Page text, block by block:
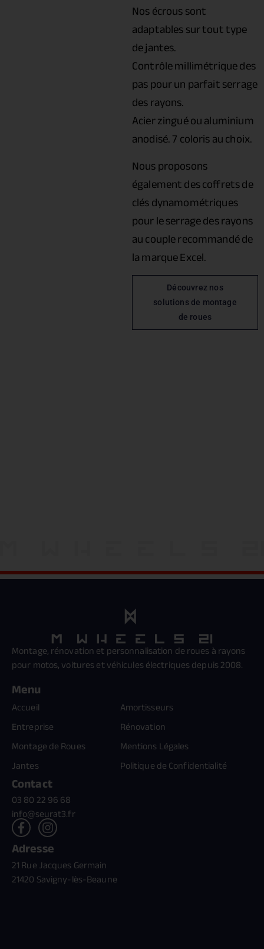
Nos écrous sont
adaptables sur tout type
de jantes.
Contrôle millimétrique des
pas pour un parfait serrage
des rayons.
Acier zingué ou aluminium
anodisé. 7 coloris au choix.
Nous proposons
également des coffrets de
clés dynamométriques
pour le serrage des rayons
au couple recommandé de
la marque Excel.
Découvrez nos
solutions de montage
de roues
Montage, rénovation et personnalisation de roues à rayons
pour motos, voitures et véhicules électriques depuis 2008.
Menu
Accueil
Entreprise
Montage de Roues
Jantes
Amortisseurs
Rénovation
Mentions Légales
Politique de Confidentialité
Contact
03 80 22 96 68
info@seurat3.fr
Adresse
21 Rue Jacques Germain
21420 Savigny-lès-Beaune